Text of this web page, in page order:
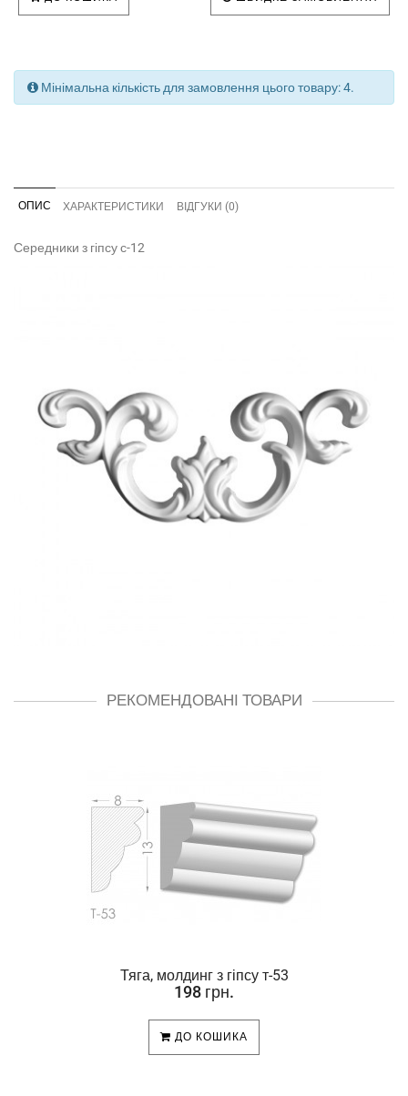
Мінімальна кількість для замовлення цього товару: 4.
ОПИС ХАРАКТЕРИСТИКИ ВІДГУКИ (0)
Середники з гіпсу с-12
РЕКОМЕНДОВАНІ ТОВАРИ
Тяга, молдинг з гіпсу т-53
198 грн.
ДО КОШИКА